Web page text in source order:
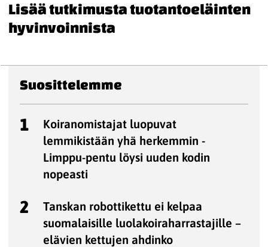
Lisää tutkimusta tuotantoeläinten
hyvinvoinnista
Suosittelemme
1
Koiranomistajat luopuvat
lemmikistään yhä herkemmin -
Limppu-pentu löysi uuden kodin
nopeasti
2
Tanskan robottikettu ei kelpaa
suomalaisille luolakoiraharrastajille –
elävien kettujen ahdinko